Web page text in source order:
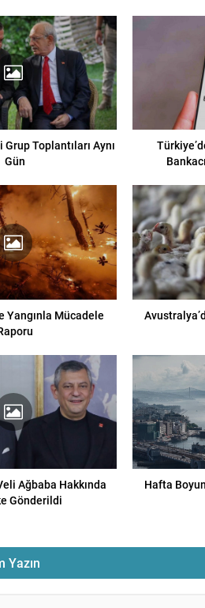
Toplantıları Aynı
Gün
Yangınla Mücadele
Ağbaba Hakkında
Gönderildi
Hafta
Yazın